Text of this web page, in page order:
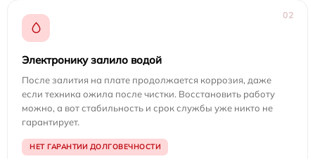
02
Электронику залило водой
После залития на плате продолжается коррозия, даже
если техника ожила после чистки. Восстановить работу
можно, а вот стабильность и срок службы уже никто не
гарантирует.
НЕТ ГАРАНТИИ ДОЛГОВЕЧНОСТИ